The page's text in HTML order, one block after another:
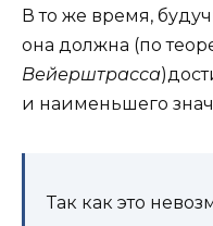
В то же время,
она должна (по
Вейерштрасса
и наименьшего
Так как это